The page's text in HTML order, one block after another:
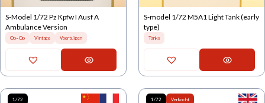
S-Model 1/72 Pz Kpfw I Ausf A
Ambulance Version
Op=Op Vintage Voertuigen
S-model 1/72 M5A1 Light Tank (early
type)
Tanks
1/72 1/72 Verkocht